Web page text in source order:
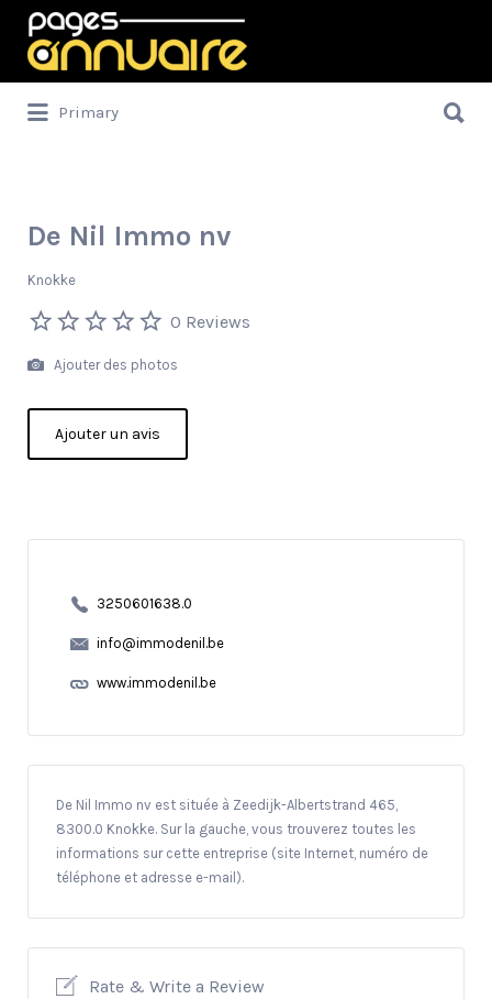
Rechercher:
Primary
De Nil Immo nv
Knokke
0 Reviews
Ajouter des photos
Ajouter un avis
3250601638.0
info@immodenil.be
www.immodenil.be
De Nil Immo nv est située à Zeedijk-Albertstrand 465,
8300.0 Knokke. Sur la gauche, vous trouverez toutes les
informations sur cette entreprise (site Internet, numéro de
téléphone et adresse e-mail).
Rate & Write a Review